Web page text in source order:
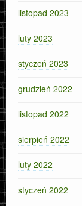
listopad 2023
luty 2023
styczeń 2023
grudzień 2022
listopad 2022
sierpień 2022
luty 2022
styczeń 2022